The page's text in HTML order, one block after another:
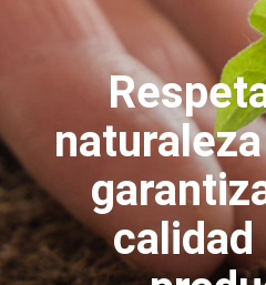
calidad